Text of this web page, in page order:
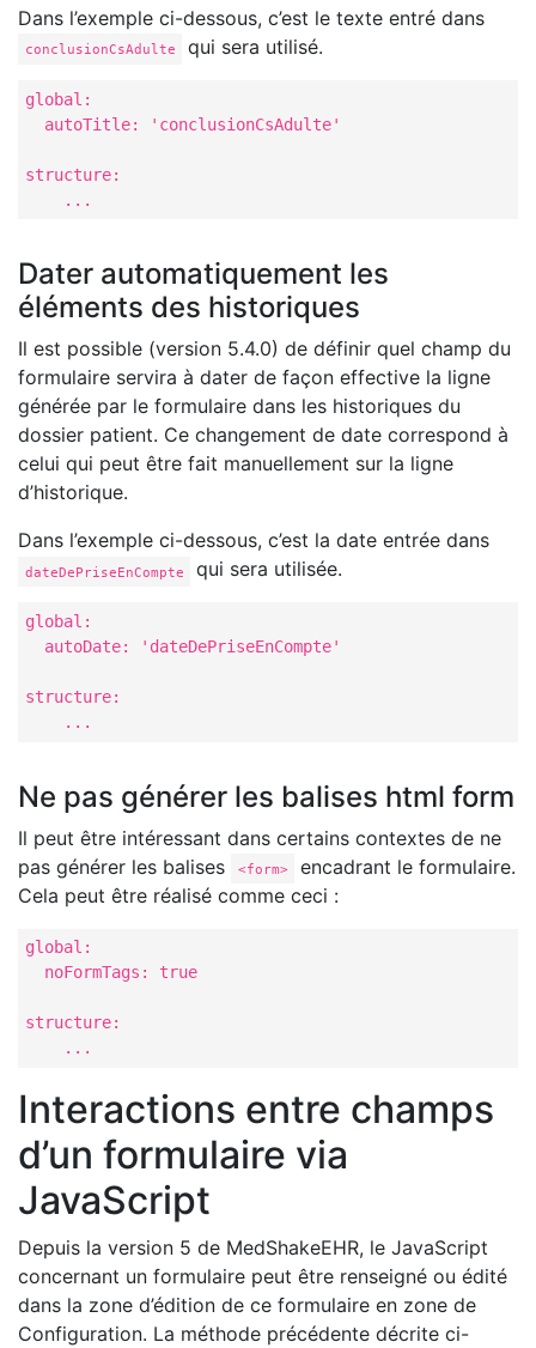
Dans l’exemple ci-dessous, c’est le texte entré dans
conclusionCsAdulte qui sera utilisé.
global:
  autoTitle: 'conclusionCsAdulte'
structure:
    ...
Dater automatiquement les
éléments des historiques
Il est possible (version 5.4.0) de définir quel champ du
formulaire servira à dater de façon effective la ligne
générée par le formulaire dans les historiques du
dossier patient. Ce changement de date correspond à
celui qui peut être fait manuellement sur la ligne
d’historique.
Dans l’exemple ci-dessous, c’est la date entrée dans
dateDePriseEnCompte qui sera utilisée.
global:
  autoDate: 'dateDePriseEnCompte'
structure:
    ...
Ne pas générer les balises html form
Il peut être intéressant dans certains contextes de ne
pas générer les balises
<form>
encadrant le formulaire.
Cela peut être réalisé comme ceci :
global:
  noFormTags: true
structure:
    ...
Interactions entre champs
d’un formulaire via
JavaScript
Depuis la version 5 de MedShakeEHR, le JavaScript
concernant un formulaire peut être renseigné ou édité
dans la zone d’édition de ce formulaire en zone de
Configuration. La méthode précédente décrite ci-